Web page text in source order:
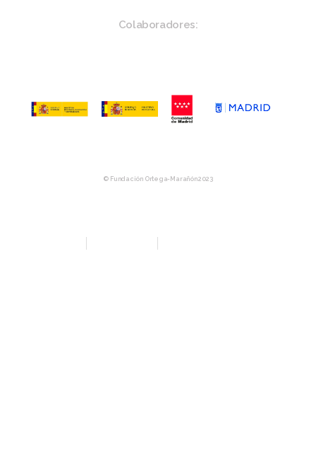
Colaboradores:
© Fundación Ortega-Marañón 2023